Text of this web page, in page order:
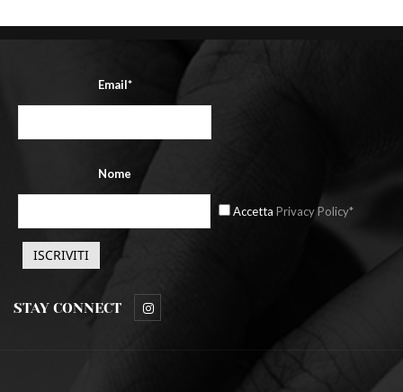
Email*
Nome
Accetta Privacy Policy*
STAY CONNECT